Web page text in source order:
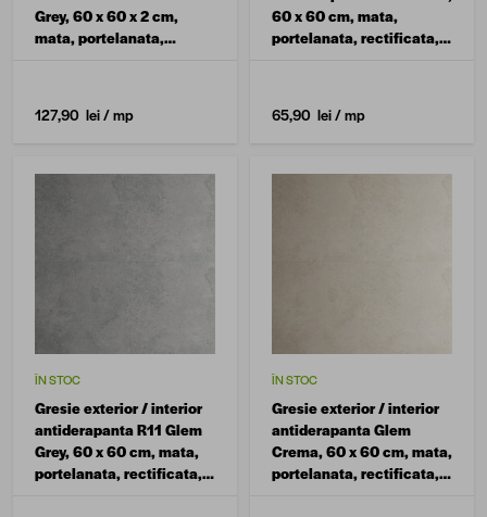
Grey, 60 x 60 x 2 cm,
mata, portelanata,
127,90 lei/ mp
60 x 60 cm, mata,
portelanata, rectificata,
65,90 lei/ mp
ÎN STOC
Gresie exterior / interior
antiderapanta R11 Glem
Grey, 60 x 60 cm, mata,
portelanata, rectificata,
ÎN STOC
Gresie exterior / interior
antiderapanta Glem
Crema, 60 x 60 cm, mata,
portelanata, rectificata,